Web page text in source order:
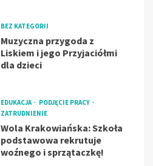
BEZ KATEGORII
Muzyczna przygoda z
Liskiem i jego Przyjaciółmi
dla dzieci
EDUKACJA
PODJĘCIE PRACY
ZATRUDNIENIE
Wola Krakowiańska: Szkoła
podstawowa rekrutuje
woźnego i sprzątaczkę!